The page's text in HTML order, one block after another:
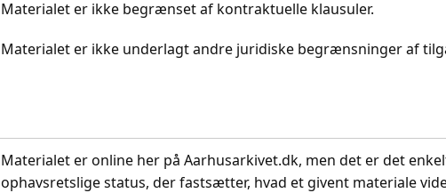
Materialet er ikke begrænset af kontraktuelle klausuler.
Materialet er ikke underlagt andre juridiske begrænsninger af
Materialet er online her på Aarhusarkivet.dk, men det er det
ophavsretslige status, der fastsætter, hvad et givent materiale